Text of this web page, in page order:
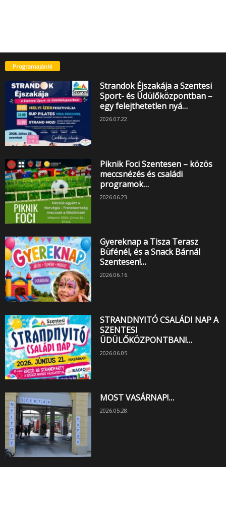
Programajánló
Strandok Éjszakája a Szentesi
Sport- és Üdülőközpontban –
egy felejthetetlen nyá…
2026.07.22.
Piknik Foci Szentesen – közös
meccsnézés és családi
programok…
2026.06.23.
Gyereknap a Tisza Terasz
Büfénél, és a Snack Bárnál
Szentesen!…
2026.06.16.
STRANDNYITÓ CSALÁDI NAP A
SZENTESI
ÜDÜLŐKÖZPONTBAN!…
2026.06.05.
MOST VASÁRNAP!…
2026.05.28.